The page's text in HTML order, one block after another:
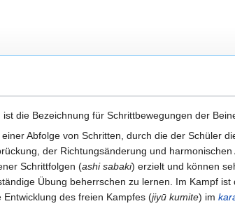
ist die Bezeichnung für Schrittbewegungen der
Abfolge von Schritten, durch die der Schüler
der Richtungsänderung und
Schrittfolgen (ashi sabaki) erzielt und können
Übung beherrschen zu lernen. Im Kampf
des freien Kampfes (jiyū kumite) im